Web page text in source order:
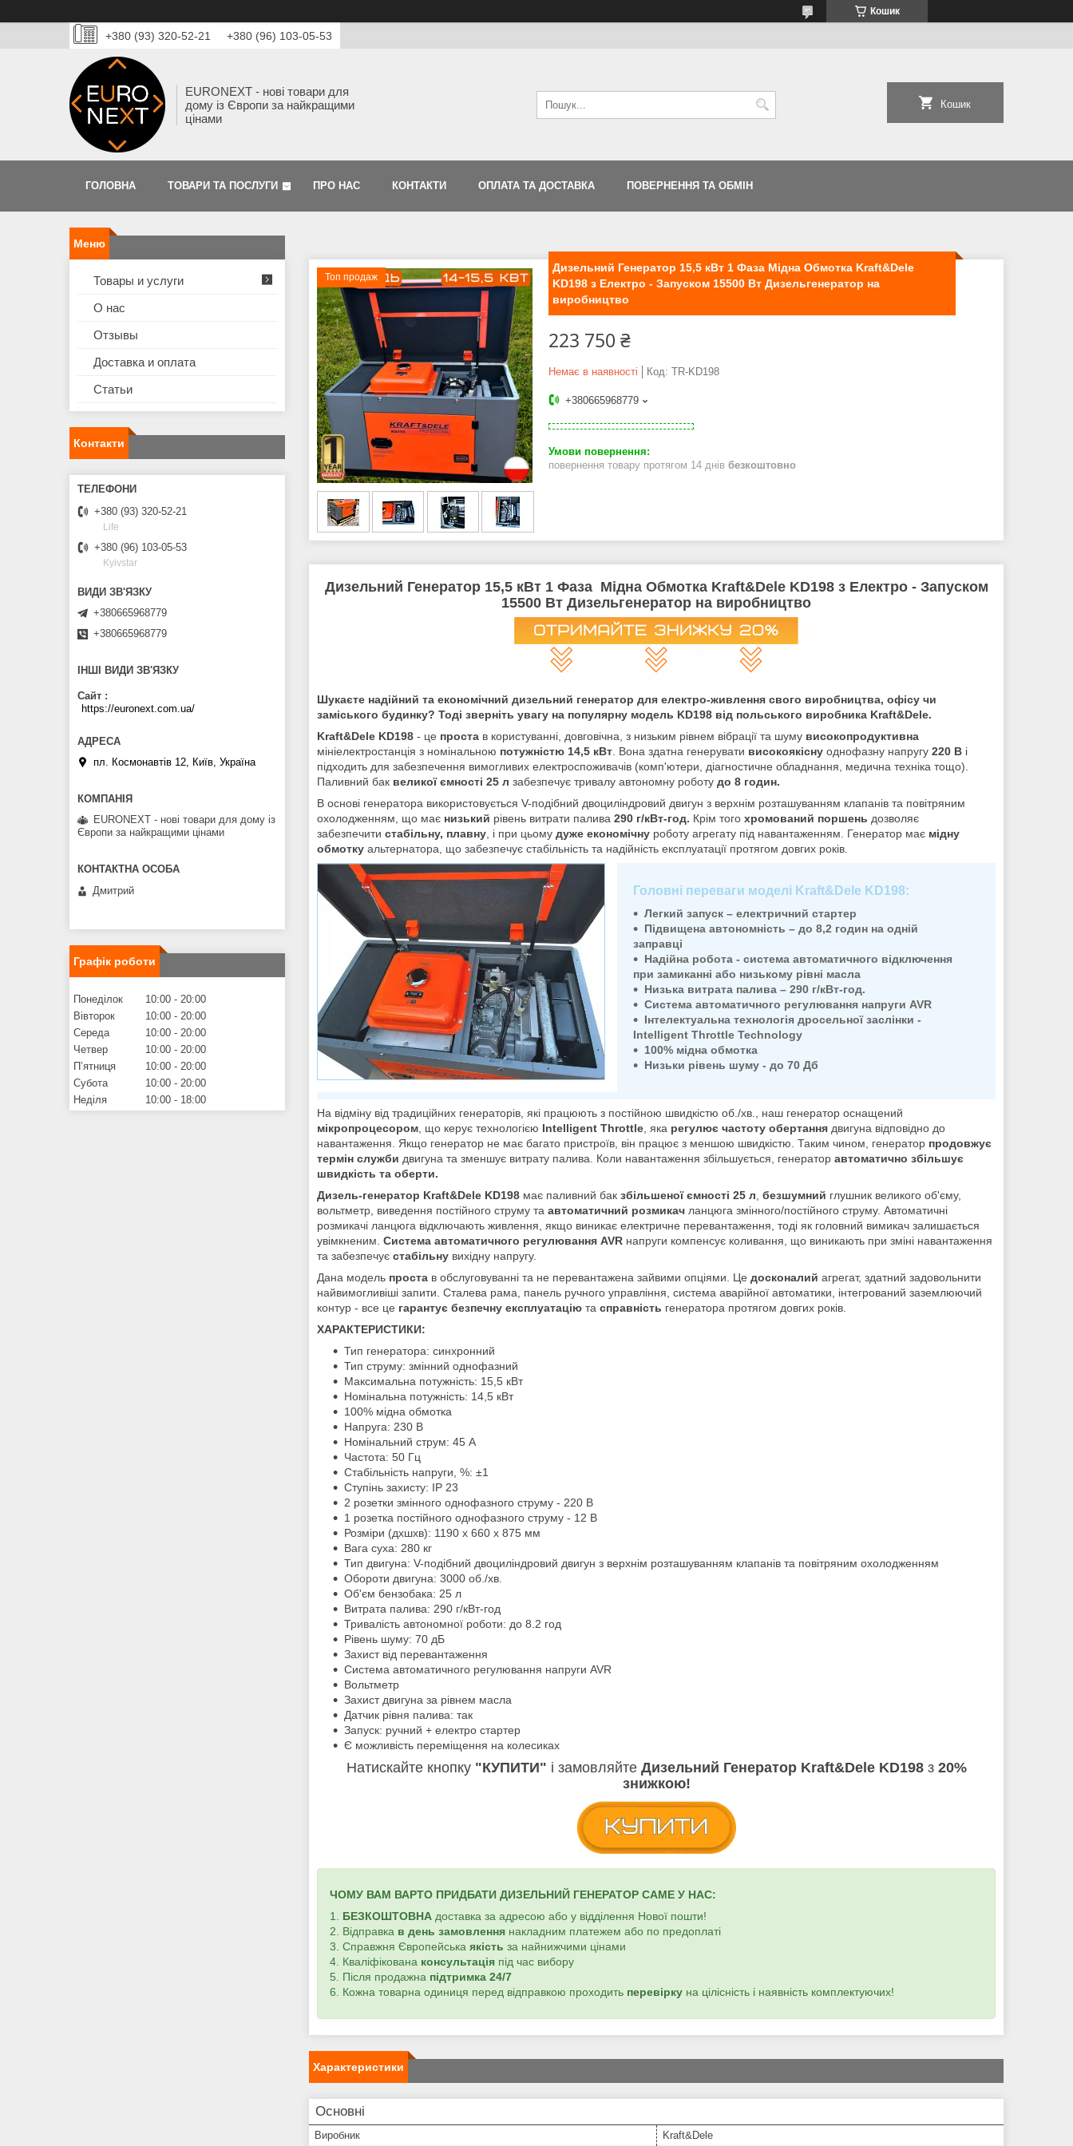
Кошик
+380 (93) 320-52-21 +380 (96) 103-05-53
EURONEXT - нові товари для
дому із Європи за найкращими
цінами
Кошик
ГОЛОВНА ТОВАРИ ТА ПОСЛУГИ ПРО НАС КОНТАКТИ ОПЛАТА ТА ДОСТАВКА ПОВЕРНЕННЯ ТА ОБМІН
Топ продаж
Дизельний Генератор 15,5 кВт 1 Фаза Мідна Обмотка Kraft&Dele
KD198 з Електро - Запуском 15500 Вт Дизельгенератор на
виробництво
223 750 ₴
Немає в наявності Код: TR-KD198
+380665968779
повернення товару протягом 14 днів безкоштовно
Дизельний Генератор 15,5 кВт 1 Фаза Мідна Обмотка Kraft&Dele KD198 з Електро - Запуском
15500 Вт Дизельгенератор на виробництво
Шукаєте надійний та економічний дизельний генератор для електро-живлення свого виробництва, офісу чи
заміського будинку? Тоді зверніть увагу на популярну модель KD198 від польського виробника Kraft&Dele.
Kraft&Dele KD198 - це проста в користуванні, довговічна, з низьким рівнем вібрації та шуму високопродуктивна
мініелектростанція з номінальною потужністю 14,5 кВт . Вона здатна генерувати високоякісну однофазну напругу 220 В і
підходить для забезпечення вимогливих електроспоживачів (комп'ютери, діагностичне обладнання, медична техніка тощо).
Паливний бак великої ємності 25 л забезпечує тривалу автономну роботу до 8 годин.
В основі генератора використовується V-подібний двоциліндровий двигун з верхнім розташуванням клапанів та повітряним
охолодженням, що має низький рівень витрати палива 290 г/кВт-год. Крім того хромований поршень дозволяє
забезпечити стабільну, плавну , і при цьому дуже економічну роботу агрегату під навантаженням. Генератор має мідну
обмотку альтернатора, що забезпечує стабільність та надійність експлуатації протягом довгих років.
Головні переваги моделі Kraft&Dele KD198:
Легкий запуск – електричний стартер
Підвищена автономність – до 8,2 годин на одній
заправці
Надійна робота - система автоматичного відключення
при замиканні або низькому рівні масла
Низька витрата палива – 290 г/кВт-год.
Система автоматичного регулювання напруги AVR
Інтелектуальна технологія дросельної заслінки -
Intelligent Throttle Technology
100% мідна обмотка
Низьки рівень шуму - до 70 Дб
На відміну від традиційних генераторів, які працюють з постійною швидкістю об./хв., наш генератор оснащений
мікропроцесором , що керує технологією Intelligent Throttle , яка регулює частоту обертання двигуна відповідно до
навантаження. Якщо генератор не має багато пристроїв, він працює з меншою швидкістю. Таким чином, генератор продовжує
термін служби двигуна та зменшує витрату палива. Коли навантаження збільшується, генератор автоматично збільшує
швидкість та оберти.
Дизель-генератор Kraft&Dele KD198 має паливний бак збільшеної ємності 25 л безшумний глушник великого об'єму,
вольтметр, виведення постійного струму та автоматичний розмикач ланцюга змінного/постійного струму. Автоматичні
розмикачі ланцюга відключають живлення, якщо виникає електричне перевантаження, тоді як головний вимикач залишається
увімкненим. Система автоматичного регулювання AVR напруги компенсує коливання, що виникають при зміні навантаження
та забезпечує стабільну вихідну напругу.
Дана модель проста в обслуговуванні та не перевантажена зайвими опціями. Це досконалий агрегат, здатний задовольнити
найвимогливіші запити. Сталева рама, панель ручного управління, система аварійної автоматики, інтегрований заземлюючий
контур - все це гарантує безпечну експлуатацію та справність генератора протягом довгих років.
ХАРАКТЕРИСТИКИ:
Тип генератора: синхронний
Тип струму: змінний однофазний
Максимальна потужність: 15,5 кВт
Номінальна потужність: 14,5 кВт
100% мідна обмотка
Напруга: 230 В
Номінальний струм: 45 А
Частота: 50 Гц
Стабільність напруги, %: ±1
Ступінь захисту: IP 23
2 розетки змінного однофазного струму - 220 В
1 розетка постійного однофазного струму - 12 В
Розміри (дхшхв): 1190 х 660 х 875 мм
Вага суха: 280 кг
Тип двигуна: V-подібний двоциліндровий двигун з верхнім розташуванням клапанів та повітряним охолодженням
Обороти двигуна: 3000 об./хв.
Об'єм бензобака: 25 л
Витрата палива: 290 г/кВт-год
Тривалість автономної роботи: до 8.2 год
Рівень шуму: 70 дБ
Захист від перевантаження
Система автоматичного регулювання напруги AVR
Вольтметр
Захист двигуна за рівнем масла
Датчик рівня палива: так
Запуск: ручний + електро стартер
Є можливість переміщення на колесиках
Натискайте кнопку"КУПИТИ" і замовляйте Дизельний Генератор Kraft&Dele KD198 з 20%
знижкою!
ЧОМУ ВАМ ВАРТО ПРИДБАТИ ДИЗЕЛЬНИЙ ГЕНЕРАТОР САМЕ У НАС:
1. БЕЗКОШТОВНА доставка за адресою або у відділення Нової пошти!
2. Відправка в день замовлення накладним платежем або по предоплаті
3. Справжня Європейська якість за найнижчими цінами
4. Кваліфікована консультація під час вибору
5. Після продажна підтримка 24/7
6. Кожна товарна одиниця перед відправкою проходить перевірку на цілісність і наявність комплектуючих!
Характеристики
Основні
Виробник
Kraft&Dele
Товары и услуги
О нас
Отзывы
Доставка и оплата
Статьи
Контакти
+380 (93) 320-52-21
Life
+380 (96) 103-05-53
Kyivstar
+380665968779
+380665968779
ІНШІ ВИДИ ЗВ'ЯЗКУ
Сайт
https://euronext.com.ua/
пл. Космонавтів 12, Київ, Україна
EURONEXT - нові товари для дому із
Європи за найкращими цінами
Дмитрий
Графік роботи
Понеділок 10:00
20:00
Вівторок
10:00
20:00
Середа
10:00
20:00
Четвер
10:00
20:00
Пʼятниця
10:00
20:00
Субота
10:00
20:00
Неділя
10:00 18:00